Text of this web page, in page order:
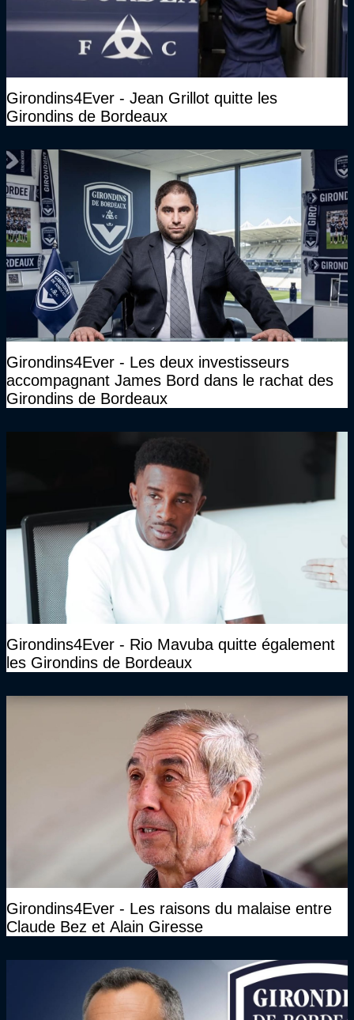
Girondins4Ever - Jean Grillot quitte les
Girondins de Bordeaux
Girondins4Ever - Les deux investisseurs
accompagnant James Bord dans le rachat des
Girondins de Bordeaux
Girondins4Ever - Rio Mavuba quitte également
les Girondins de Bordeaux
Girondins4Ever - Les raisons du malaise entre
Claude Bez et Alain Giresse